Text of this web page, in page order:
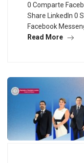
0 Comparte
Share LinkedIn 0
Facebook
Read More